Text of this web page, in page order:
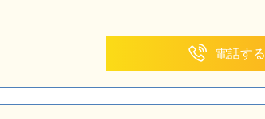
電話する